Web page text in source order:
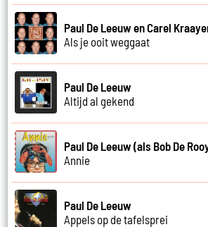
Paul De Leeuw en Carel
Als je ooit weggaat
Paul De Leeuw
Altijd al gekend
Paul De Leeuw (als Bob De
Annie
Paul De Leeuw
Appels op de tafelsprei